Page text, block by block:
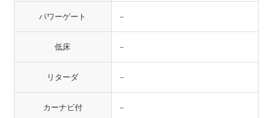
パワーゲート －
低床 －
リターダ －
カーナビ付 －